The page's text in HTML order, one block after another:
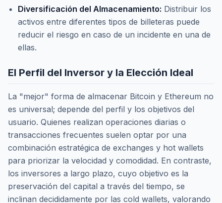
Diversificación del Almacenamiento: Distribuir los
activos entre diferentes tipos de billeteras puede
reducir el riesgo en caso de un incidente en una de
ellas.
El Perfil del Inversor y la Elección Ideal
La "mejor" forma de almacenar Bitcoin y Ethereum no
es universal; depende del perfil y los objetivos del
usuario. Quienes realizan operaciones diarias o
transacciones frecuentes suelen optar por una
combinación estratégica de exchanges y hot wallets
para priorizar la velocidad y comodidad. En contraste,
los inversores a largo plazo, cuyo objetivo es la
preservación del capital a través del tiempo, se
inclinan decididamente por las cold wallets, valorando